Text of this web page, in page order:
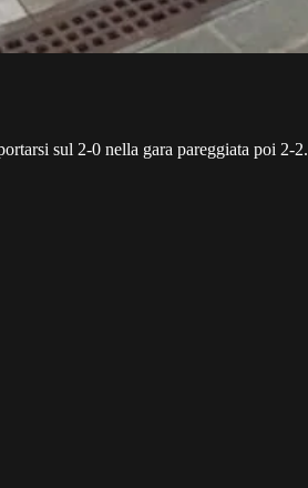
sul 2-0 nella gara pareggiata poi 2-2.